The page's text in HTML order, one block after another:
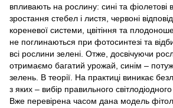
впливають на рослину: сині та фіолетові
зростання стебел і листя, червоні
кореневої системи, цвітіння та
не поглинаються при фотосинтезі та
всі рослини зелені. Отже, досвічуючи
отримаємо багатий урожай, синім –
зелень. В теорії. На практиці виникає
з яких – вибір правильного світлодіодного
Вже перевірена часом дана модель